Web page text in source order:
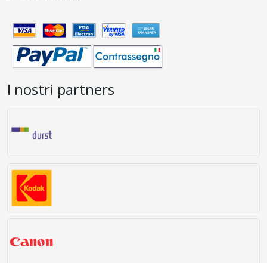
I nostri partners